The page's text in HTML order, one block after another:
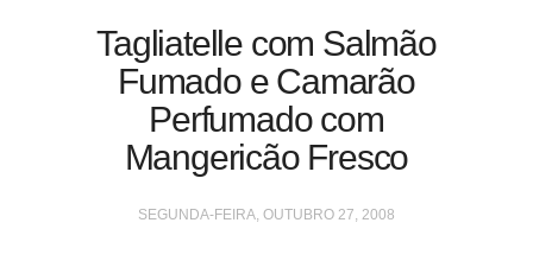
Tagliatelle com Salmão
Fumado e Camarão
Perfumado com
Mangericão Fresco
SEGUNDA-FEIRA, OUTUBRO 27, 2008